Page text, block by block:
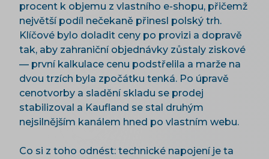
procent k objemu z vlastního e-shopu, přičemž
největší podíl nečekaně přinesl polský trh.
Klíčové bylo doladit ceny po provizi a dopravě
tak, aby zahraniční objednávky zůstaly ziskové
— první kalkulace cenu podstřelila a marže na
dvou trzích byla zpočátku tenká. Po úpravě
cenotvorby a sladění skladu se prodej
stabilizoval a Kaufland se stal druhým
nejsilnějším kanálem hned po vlastním webu.
Co si z toho odnést: technické napojení je ta